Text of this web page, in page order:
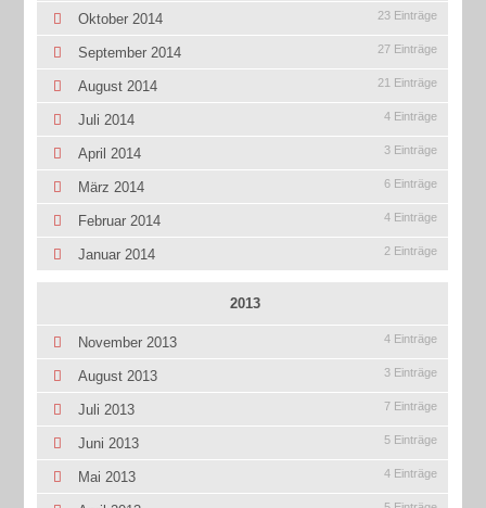
Oktober 2014 23 Einträge
September 2014 27 Einträge
August 2014 21 Einträge
Juli 2014 4 Einträge
April 2014 3 Einträge
März 2014 6 Einträge
Februar 2014 4 Einträge
Januar 2014 2 Einträge
2013
November 2013 4 Einträge
August 2013 3 Einträge
Juli 2013 7 Einträge
Juni 2013 5 Einträge
Mai 2013 4 Einträge